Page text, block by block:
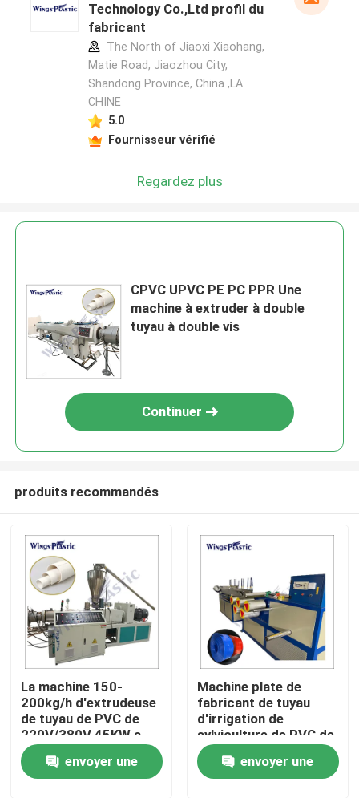
Maison
Produits
Technology Co.,Ltd profil du
fabricant
The North of Jiaoxi Xiaohang,
Matie Road, Jiaozhou City,
Shandong Province, China ,LA
CHINE
5.0
Fournisseur vérifié
Regardez plus
CPVC UPVC PE PC PPR Une
machine à extruder à double
tuyau à double vis
Continuer
produits recommandés
La machine 150-
200kg/h d'extrudeuse
de tuyau de PVC de
220V/380V 45KW a
produit
envoyer une
Machine plate de
fabricant de tuyau
d'irrigation de
sylviculture de PVC de
configuration de
tissu-renforcé
automatique de tuyau
envoyer une